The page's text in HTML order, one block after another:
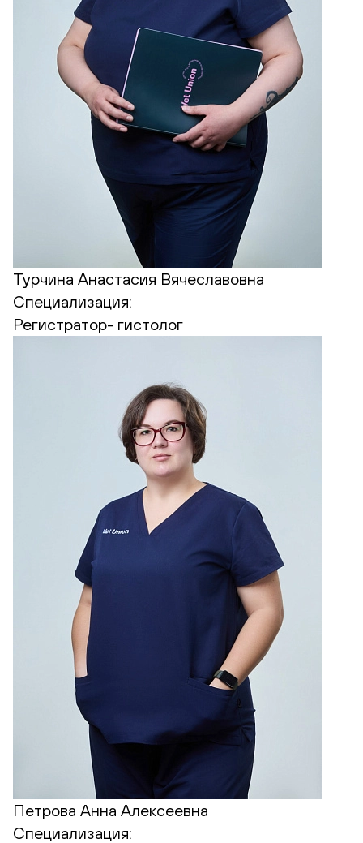
Турчина Анастасия Вячеславовна
Специализация:
Регистратор- гистолог
Петрова Анна Алексеевна
Специализация: